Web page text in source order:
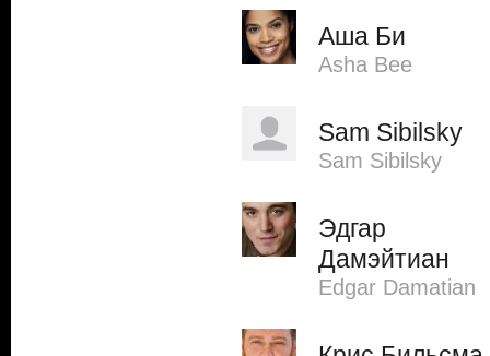
Аша Би
Asha Bee
Sam Sibilsky
Sam Sibilsky
Эдгар
Дамэйтиан
Edgar Damatian